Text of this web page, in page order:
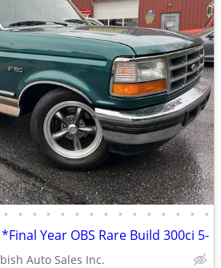
• • • • • • • • • • • • • • •
Year OBS Rare Build 300ci 5-
Auto Sales Inc.